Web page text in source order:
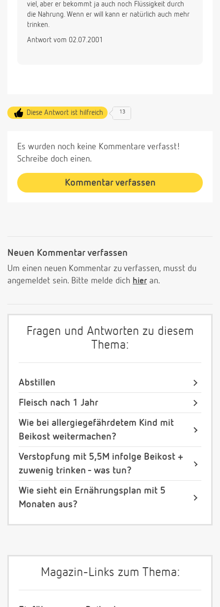
viel, aber er bekommt ja auch noch Flüssigkeit durch
die Nahrung. Wenn er will kann er natürlich auch mehr
trinken.
Antwort vom 02.07.2001
Diese Antwort ist hilfreich 13
Es wurden noch keine Kommentare verfasst!
Schreibe doch einen.
Kommentar verfassen
Neuen Kommentar verfassen
Um einen neuen Kommentar zu verfassen, musst du
angemeldet sein. Bitte melde dich hier an.
Fragen und Antworten zu diesem
Thema:
Abstillen
Fleisch nach 1 Jahr
Wie bei allergiegefährdetem Kind mit
Beikost weitermachen?
Verstopfung mit 5,5M infolge Beikost +
zuwenig trinken - was tun?
Wie sieht ein Ernährungsplan mit 5
Monaten aus?
Magazin-Links zum Thema: